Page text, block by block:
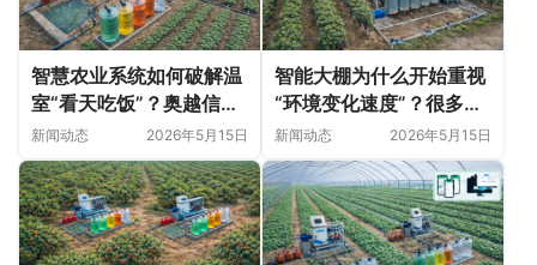
智慧农业系统如何破解温
室“看天吃饭”？奥越信科
技深耕甘肃日光温室的精
细化落地实践
新闻动态 2026年5月15日
智能大棚为什么开始重视
“环境变化速度”？很多农
业问题并非突然出现
新闻动态 2026年5月15日